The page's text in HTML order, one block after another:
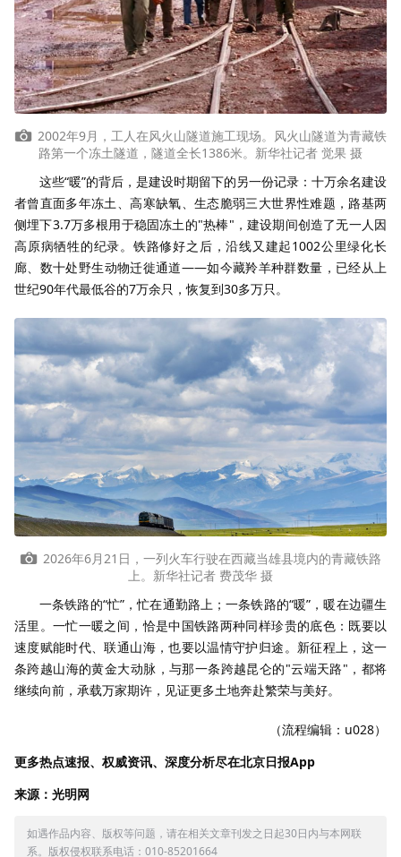
2002年9月，工人在风火山隧道施工现场。风火山隧道为青藏铁
路第一个冻土隧道，隧道全长1386米。新华社记者 觉果 摄
这些“暖”的背后，是建设时期留下的另一份记录：十万余名建设
者曾直面多年冻土、高寒缺氧、生态脆弱三大世界性难题，路基两
侧埋下3.7万多根用于稳固冻土的"热棒"，建设期间创造了无一人因
高原病牺牲的纪录。铁路修好之后，沿线又建起1002公里绿化长
廊、数十处野生动物迁徙通道——如今藏羚羊种群数量，已经从上
世纪90年代最低谷的7万余只，恢复到30多万只。
2026年6月21日，一列火车行驶在西藏当雄县境内的青藏铁路
上。新华社记者 费茂华 摄
一条铁路的“忙”，忙在通勤路上；一条铁路的“暖”，暖在边疆生
活里。一忙一暖之间，恰是中国铁路两种同样珍贵的底色：既要以
速度赋能时代、联通山海，也要以温情守护归途。新征程上，这一
条跨越山海的黄金大动脉，与那一条跨越昆仑的"云端天路"，都将
继续向前，承载万家期许，见证更多土地奔赴繁荣与美好。
（流程编辑：u028）
更多热点速报、权威资讯、深度分析尽在北京日报App
来源：光明网
如遇作品内容、版权等问题，请在相关文章刊发之日起30日内与本网联
系。版权侵权联系电话：010-85201664